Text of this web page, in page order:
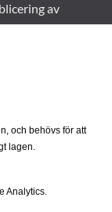
av
och behövs för att
lagen.
Analytics.